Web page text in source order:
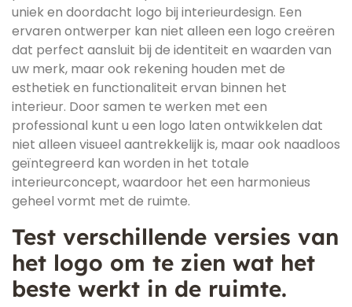
uniek en doordacht logo bij interieurdesign. Een
ervaren ontwerper kan niet alleen een logo creëren
dat perfect aansluit bij de identiteit en waarden van
uw merk, maar ook rekening houden met de
esthetiek en functionaliteit ervan binnen het
interieur. Door samen te werken met een
professional kunt u een logo laten ontwikkelen dat
niet alleen visueel aantrekkelijk is, maar ook naadloos
geïntegreerd kan worden in het totale
interieurconcept, waardoor het een harmonieus
geheel vormt met de ruimte.
Test verschillende versies van
het logo om te zien wat het
beste werkt in de ruimte.